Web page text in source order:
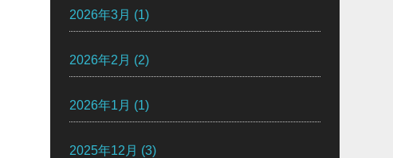
2026年3月 (1)
2026年2月 (2)
2026年1月 (1)
2025年12月 (3)